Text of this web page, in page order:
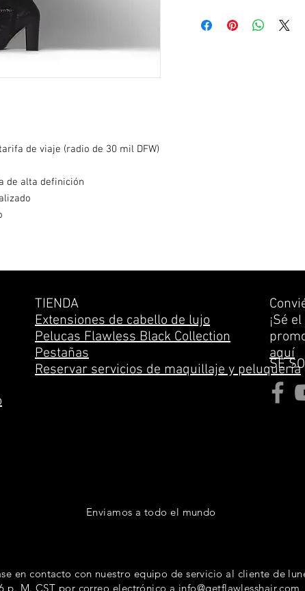
de viaje (radio de 30 mil DFW)
de alta definición
asegurarse de que el día de
TIENDA
Extensiones de cabello de lujo
Pelucas Flawless Black Collection
Pestañas
Reservar servicios de maquillaje y peluquería
¡Sé
aquí
SE
Enviamos a todo el mundo
en contacto con nuestro equipo de servicio al cliente de
p. M. CST por correo electrónico a info@getflawlesshair.com